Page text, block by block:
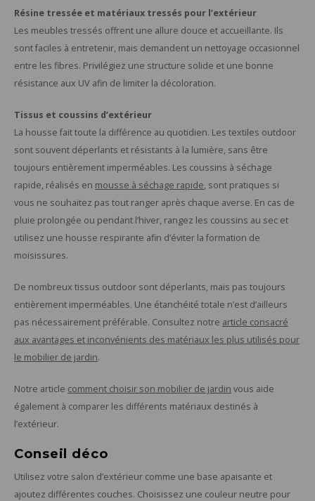
Résine tressée et matériaux tressés pour l’extérieur
Les meubles tressés offrent une allure douce et accueillante. Ils
sont faciles à entretenir, mais demandent un nettoyage occasionnel
entre les fibres. Privilégiez une structure solide et une bonne
résistance aux UV afin de limiter la décoloration.
Tissus et coussins d’extérieur
La housse fait toute la différence au quotidien. Les textiles outdoor
sont souvent déperlants et résistants à la lumière, sans être
toujours entièrement imperméables. Les coussins à séchage
rapide, réalisés en mousse à séchage rapide, sont pratiques si
vous ne souhaitez pas tout ranger après chaque averse. En cas de
pluie prolongée ou pendant l’hiver, rangez les coussins au sec et
utilisez une housse respirante afin d’éviter la formation de
moisissures.
De nombreux tissus outdoor sont déperlants, mais pas toujours
entièrement imperméables. Une étanchéité totale n’est d’ailleurs
pas nécessairement préférable. Consultez notre article consacré
aux avantages et inconvénients des matériaux les plus utilisés pour
le mobilier de jardin.
Notre article comment choisir son mobilier de jardin vous aide
également à comparer les différents matériaux destinés à
l’extérieur.
Conseil déco
Utilisez votre salon d’extérieur comme une base apaisante et
ajoutez différentes couches. Choisissez une couleur neutre pour